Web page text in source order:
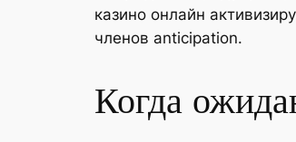
казино онлайн
членов anticipation.
Когда